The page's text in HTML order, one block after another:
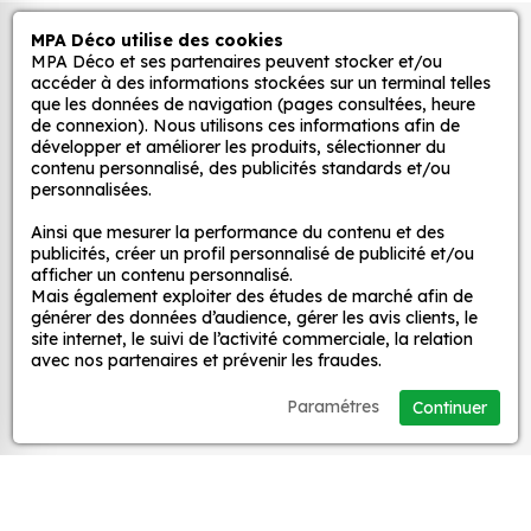
Grâce à notre sélection de stickers et autocollants,
adaptez la décoration d’une pièce, d’une voiture,
d’un meuble, d’une porte et de toute autre surface,
et ce, à moindre coût et sans effort.
Quels sont les avantages de nos stickers
décoration ?
nos Sticker Calavera - Tete De Mort Mexicaine
68 sont disponibles dans une large gamme de
motifs et de couleurs, ce qui vous permet de
trouver le sticker parfait pour votre décoration.
Une installation facile : nos stickers sont faciles
les décoller de leur support et de les coller sur
la surface souhaitée. Vous pouvez vous aider
Autocollants pour véhicules et stickers
décoratifs
MPA Déco
Nos services
Nos sites
Mon Compte
MPA Déco utilise des cookies
MPA Déco et ses partenaires peuvent stocker et/ou
accéder à des informations stockées sur un terminal telles
que les données de navigation (pages consultées, heure
de connexion). Nous utilisons ces informations afin de
développer et améliorer les produits, sélectionner du
contenu personnalisé, des publicités standards et/ou
personnalisées.
Ainsi que mesurer la performance du contenu et des
publicités, créer un profil personnalisé de publicité et/ou
afficher un contenu personnalisé.
Mais également exploiter des études de marché afin de
générer des données d’audience, gérer les avis clients, le
site internet, le suivi de l’activité commerciale, la relation
avec nos partenaires et prévenir les fraudes.
Continuer
Paramétres